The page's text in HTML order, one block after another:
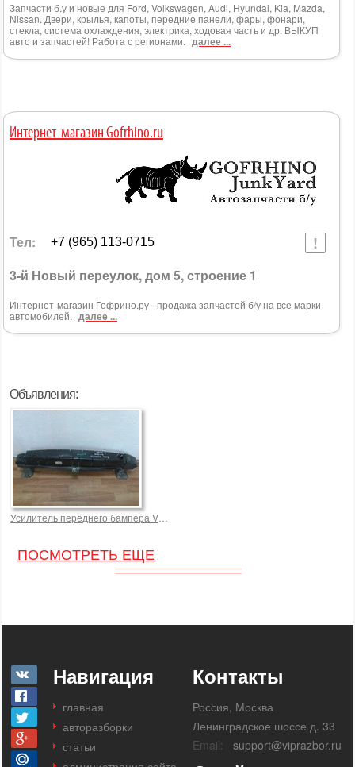
Объявления:
Усилитель переднего бампера Volkswagen Jetta 6 Golf R32 4000,0 р.
ПОСМОТРЕТЬ ЕЩЕ
Запчасти б.у и новые для Ford, Volkswagen, Audi, Hyundai, Kia, Mazda,
Nissan. Двери, крылья, капоты, передние панели, фары, фонари,
стекла, система охлаждения, электрика, ходовая часть и др. ВЫКУП
авто и запчастей! Работа с регионами. далее ...
Интернет-магазин Gofrhino.ru
Тел: +7 (965) 113-0715
3-й Новый переулок, дом 5, строение 1
Интернет-магазин Гофрино.ру - продажа запчастей б/у на все марки
автомобилей. далее ...
Навигация
главная
авторазборки
статьи
Контакты
Россия, Москва
Ленинградское шоссе д. 33
Email:
support@viprazbor.ru